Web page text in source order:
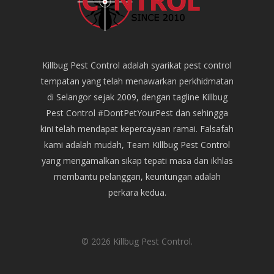
Killbug Pest Control adalah syarikat pest control
tempatan yang telah menawarkan perkhidmatan
di Selangor sejak 2009, dengan tagline Killbug
Pest Control #DontPetYourPest dan sehingga
kini telah mendapat kepercayaan ramai. Falsafah
kami adalah mudah, Team Killbug Pest Control
yang mengamalkan sikap tepati masa dan ikhlas
membantu pelanggan, keuntungan adalah
perkara kedua.
© 2026 Killbug Pest Control.